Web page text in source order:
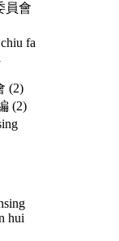
員會
fa
(2)
(2)
hui